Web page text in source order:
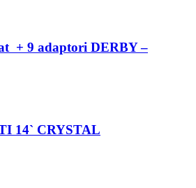
+ 9 adaptori DERBY –
14` CRYSTAL